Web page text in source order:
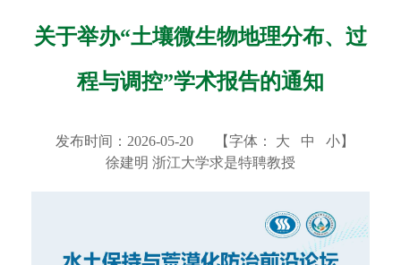
关于举办“土壤微生物地理分布、过
程与调控”学术报告的通知
发布时间：2026-05-20 【字体： 大 中 小】
徐建明 浙江大学求是特聘教授